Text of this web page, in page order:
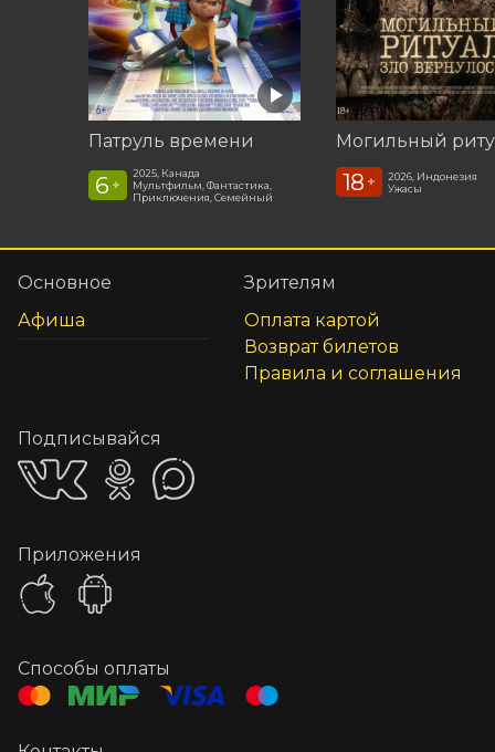
Патруль времени
6 +
2025, Канада
Мультфильм, Фантастика,
Приключения, Семейный
18 +
2026, Индонезия
Ужасы
Основное
Афиша
Зрителям
Оплата картой
Возврат билетов
Правила и соглашения
Подписывайся
Приложения
Способы оплаты